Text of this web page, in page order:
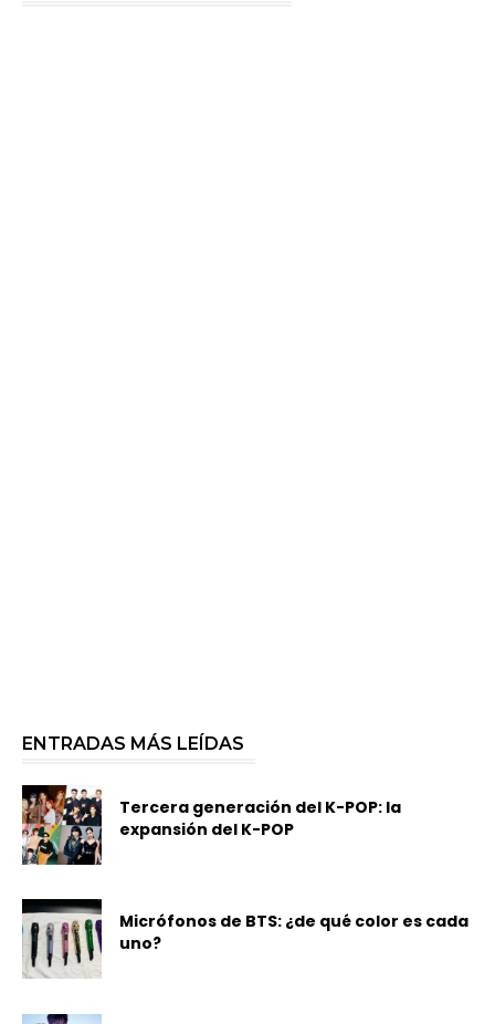
ENTRADAS MÁS LEÍDAS
Tercera generación del K-POP: la
expansión del K-POP
Micrófonos de BTS: ¿de qué color es cada
uno?